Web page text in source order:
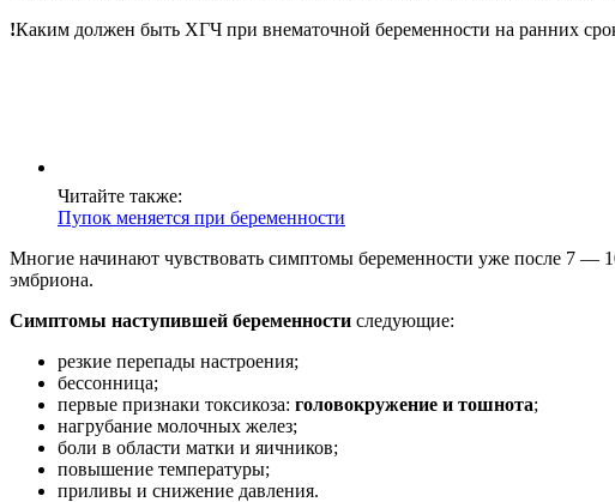
!Каким должен быть ХГЧ при внематочной беременности на ранних
Читайте также:
Пупок меняется при беременности
Многие начинают чувствовать симптомы беременности уже после 7 —
эмбриона.
Симптомы наступившей беременности следующие:
резкие перепады настроения;
бессонница;
первые признаки токсикоза: головокружение и тошнота;
нагрубание молочных желез;
боли в области матки и яичников;
повышение температуры;
приливы и снижение давления.